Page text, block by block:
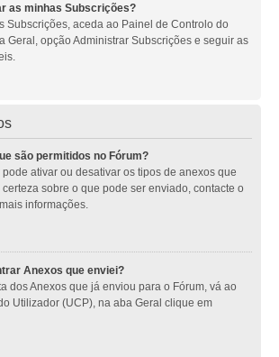
as minhas Subscrições?
Subscrições, aceda ao Painel de Controlo do
Geral, opção Administrar Subscrições e seguir as
são permitidos no Fórum?
ativar ou desativar os tipos de anexos que
sobre o que pode ser enviado, contacte o
informações.
Anexos que enviei?
dos Anexos que já enviou para o Fórum, vá ao
Utilizador (UCP), na aba Geral clique em